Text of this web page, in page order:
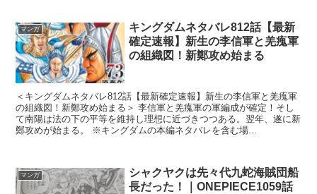
マンガ
キングダムネタバレ812話【最新
確定速報】新生の李信軍と羌瘣軍
の組織図！新鄭攻め始まる
＜キングダムネタバレ812話【最新確定速報】新生の李信軍と羌瘣軍
の組織図！新鄭攻め始まる＞ 李信軍と羌瘣軍の軍編成が確定！そし
て南陽は法の下の平等を維持し理想に近づきつつある。翌年、遂に新
鄭攻めが始まる。 ※キングダムの本編ネタバレを含む場...
マンガ
シャクヤクは先々代九蛇海賊団船
長だった！｜ONEPIECE1059話